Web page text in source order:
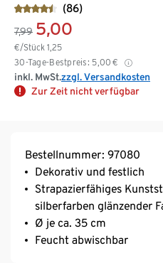
(86)
7,99 5,00
€/Stück 1,25
30-Tage-Bestpreis: 5,00 €
inkl. MwSt.zzgl. Versandkosten
Zur Zeit nicht verfügbar
Bestellnummer: 97080
Dekorativ und festlich
Strapazierfähiges
silberfarben glänzender
Ø je ca. 35 cm
Feucht abwischbar